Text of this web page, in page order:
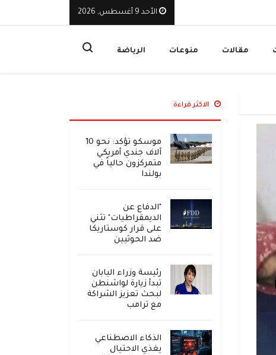
الوطنية أحبطت هجوماً حوثياً يهدد البحر الأحمر بكارثة بيئية
الأحد 9 أغسطس, 2026
مقالات منوعات الرياضة
الاكثر قراءة
موسكو تؤكد: نحو 10
آلاف جندي أمريكي
متمركزون حالياً في
بولندا
"الدفاع عن
الديمقراطيات" تثني
على قرار كوستاريكا
ضد الحوثيين
رئيسة وزراء اليابان
تبدأ زيارة لواشنطن
لبحث تعزيز الشراكة
مع ترامب
الذكاء الاصطناعي
يغذي الاحتيال